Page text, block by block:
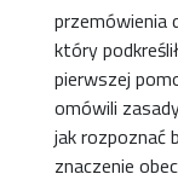
przemówienia
który
pierwszej
omówili
jak rozpoznać
znaczenie